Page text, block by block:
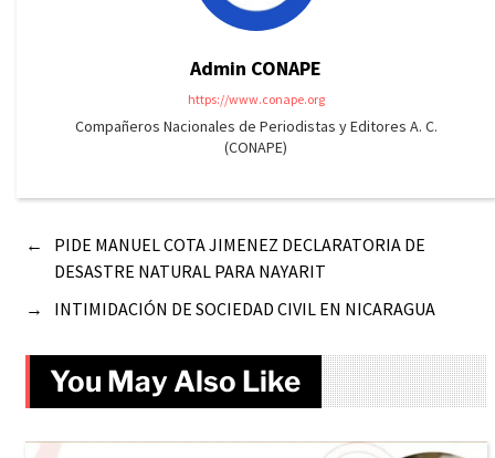
Admin CONAPE
https://www.conape.org
Compañeros Nacionales de Periodistas y Editores A. C.
(CONAPE)
←
PIDE MANUEL COTA JIMENEZ DECLARATORIA DE
DESASTRE NATURAL PARA NAYARIT
→
INTIMIDACIÓN DE SOCIEDAD CIVIL EN NICARAGUA
You May Also Like